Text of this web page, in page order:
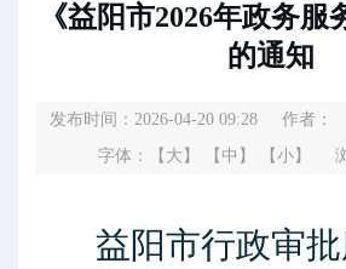
《益阳市2026年政务服
的通知
发布时间：2026-04-20 09:28 作者：
字体：
【大】 【中】 【小】
益阳市行政审